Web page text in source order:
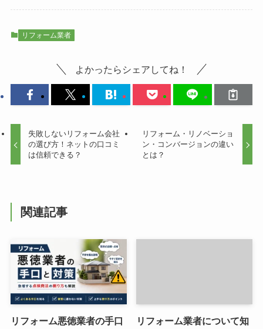
リフォーム業者
よかったらシェアしてね！
失敗しないリフォーム会社
の選び方！ネットの口コミ
は信頼できる？
リフォーム・リノベーショ
ン・コンバージョンの違い
とは？
関連記事
リフォーム悪徳業者の手口
リフォーム業者について知